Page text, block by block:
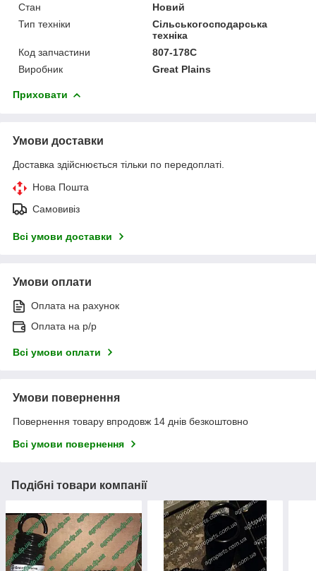
Стан
Новий
Тип техніки
Сільськогосподарська
техніка
Код запчастини
807-178C
Виробник
Great Plains
Приховати
Умови доставки
Доставка здійснюється тільки по передоплаті.
Нова Пошта
Самовивіз
Всі умови доставки
Умови оплати
Оплата на рахунок
Оплата на р/р
Всі умови оплати
Умови повернення
Повернення товару впродовж 14 днів безкоштовно
Всі умови повернення
Подібні товари компанії